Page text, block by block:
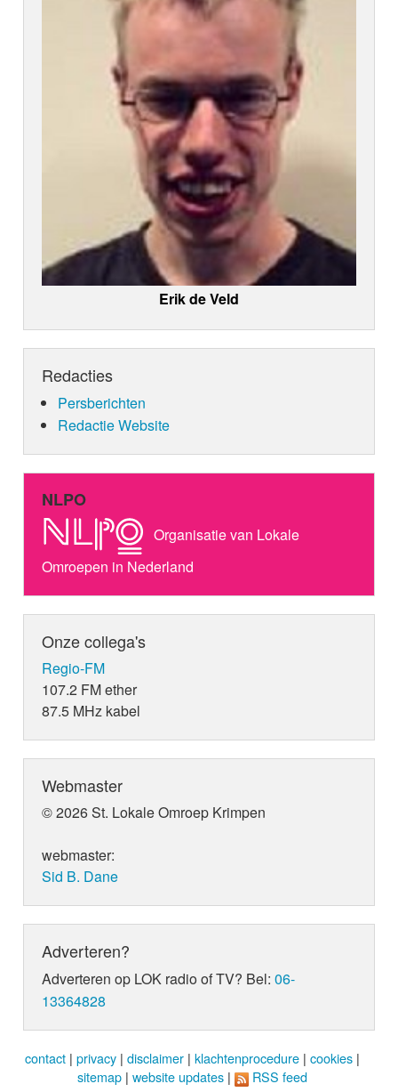
Erik de Veld
Redacties
Persberichten
Redactie Website
NLPO
Organisatie van Lokale
Omroepen in Nederland
Onze collega's
Regio-FM
107.2 FM ether
87.5 MHz kabel
Webmaster
© 2026 St. Lokale Omroep Krimpen
webmaster:
Sid B. Dane
Adverteren?
Adverteren op LOK radio of TV? Bel:06-
13364828
contact | privacy | disclaimer | klachtenprocedure | cookies |
sitemap | website updates | RSS feed